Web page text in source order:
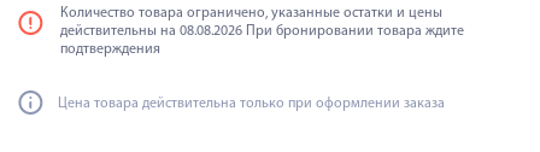
Количество товара ограничено, указанные остатки и цены
действительны на 08.08.2026 При бронировании товара ждите
подтверждения
Цена товара действительна только при оформлении заказа